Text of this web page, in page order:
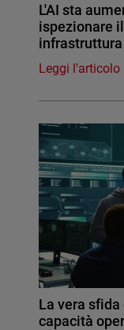
L'AI sta
ispezionare
Leggi l'articolo
La vera
capacità